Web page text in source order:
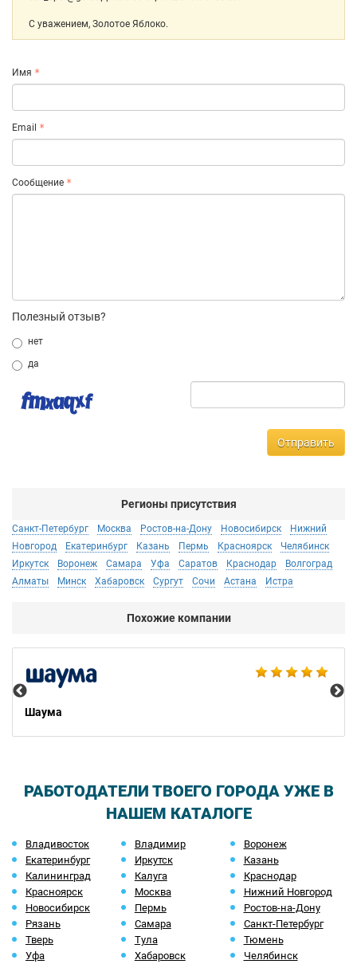
С уважением, Золотое Яблоко.
Имя
Email
Сообщение
Полезный отзыв?
нет
да
Отправить
Регионы присутствия
Санкт-Петербург Москва Ростов-на-Дону Новосибирск
Нижний
Новгород
Екатеринбург Казань Пермь Красноярск
Челябинск
Иркутск
Воронеж Самара Уфа Саратов Краснодар
Волгоград
Алматы
Минск Хабаровск Сургут Сочи Астана Истра
Похожие компании
Шаума
РАБОТОДАТЕЛИ ТВОЕГО ГОРОДА УЖЕ В
НАШЕМ КАТАЛОГЕ
Владивосток Владимир
Воронеж
Екатеринбург
Иркутск
Казань
Калининград
Калуга
Краснодар
Красноярск
Москва
Нижний Новгород
Новосибирск
Пермь
Ростов-на-Дону
Рязань
Самара
Санкт-Петербург
Тверь
Тула
Тюмень
Уфа
Хабаровск Челябинск